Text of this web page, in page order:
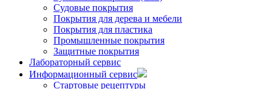
Судовые покрытия
Покрытия для дерева и мебели
Покрытия для пластика
Промышленные покрытия
Защитные покрытия
Лабораторный сервис
Информационный сервис
Стартовые рецептуры